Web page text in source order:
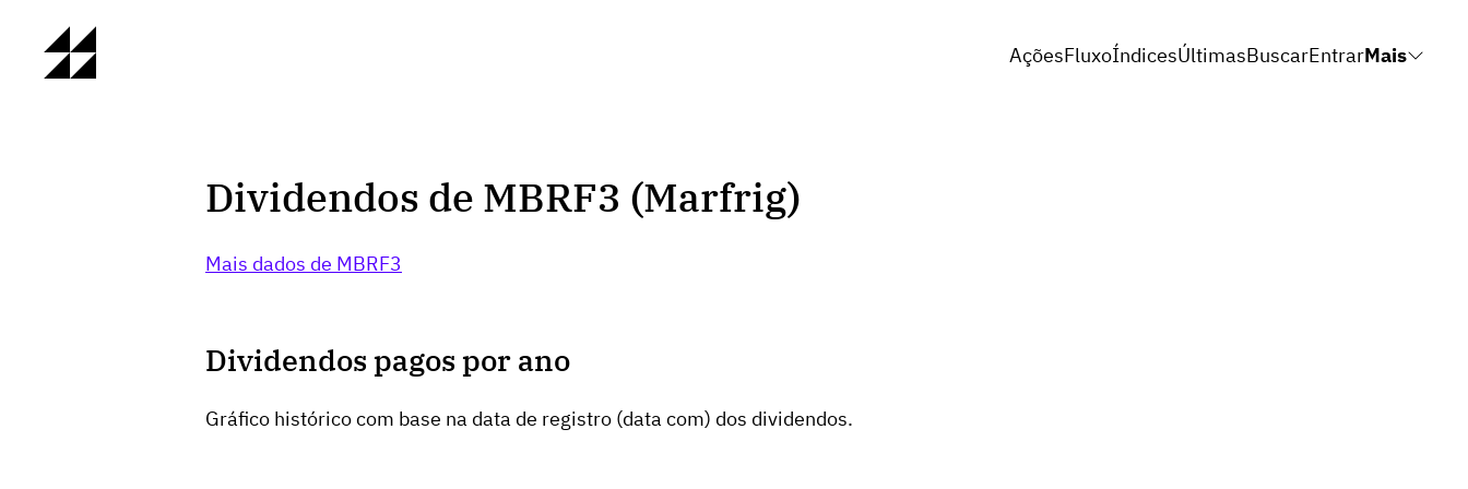
AçõesFluxoÍndicesÚltimasBuscarEntrarMais
Dividendos de MBRF3 (Marfrig)
Mais dados de MBRF3
Dividendos pagos por ano
Gráfico histórico com base na data de registro (data com) dos dividendos.